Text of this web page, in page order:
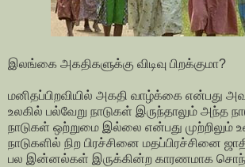
இலங்கை அகதிகளுக்கு விடிவு பிறக்குமா?
மனிதப்பிறவியில் அகதி வாழ்க்கை என்பது
உலகில் பல்வேறு நாடுகள் இருந்தாலும் அந்த
நாடுகள் ஒற்றுமை இல்லை என்பது முற்றிலும்
நாடுகளில் நிற பிரச்சினை மதப்பிரச்சினை
பல இன்னல்கள் இருக்கின்ற காரணமாக சொந்த